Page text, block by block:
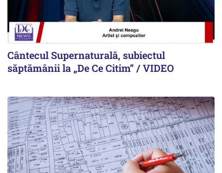
Cântecul Supernaturală, subiectul
săptămânii la „De Ce Citim” / VIDEO